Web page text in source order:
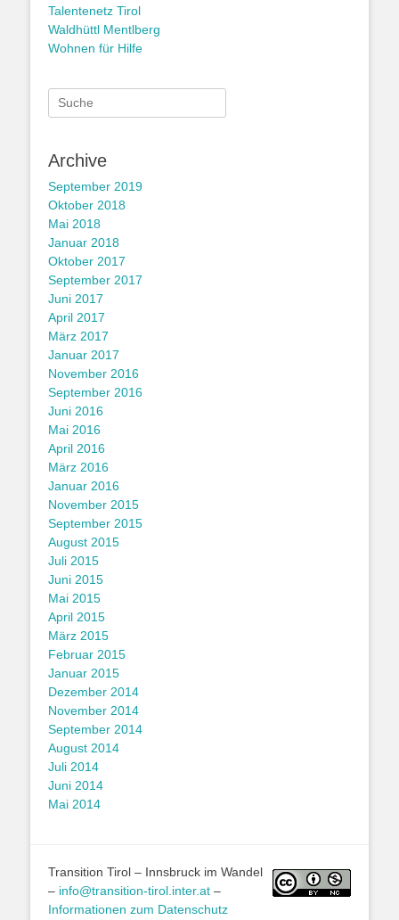
Talentenetz Tirol
Waldhüttl Mentlberg
Wohnen für Hilfe
Suche
nach:
Archive
September 2019
Oktober 2018
Mai 2018
Januar 2018
Oktober 2017
September 2017
Juni 2017
April 2017
März 2017
Januar 2017
November 2016
September 2016
Juni 2016
Mai 2016
April 2016
März 2016
Januar 2016
November 2015
September 2015
August 2015
Juli 2015
Juni 2015
Mai 2015
April 2015
März 2015
Februar 2015
Januar 2015
Dezember 2014
November 2014
September 2014
August 2014
Juli 2014
Juni 2014
Mai 2014
Transition Tirol – Innsbruck im Wandel
– info@transition-tirol.inter.at –
Informationen zum Datenschutz